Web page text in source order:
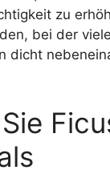
zu
bei der viele
dicht